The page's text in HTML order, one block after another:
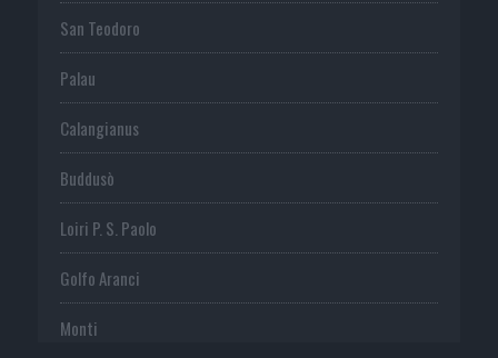
San Teodoro
Palau
Calangianus
Buddusò
Loiri P. S. Paolo
Golfo Aranci
Monti